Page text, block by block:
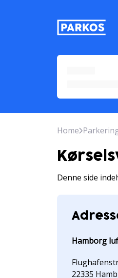
Home
Denne side
Hamborg
22335